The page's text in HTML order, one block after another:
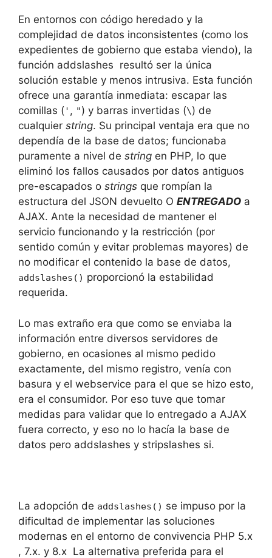
En entornos con código heredado y la
complejidad de datos inconsistentes (como los
expedientes de gobierno que estaba viendo), la
función addslashes resultó ser la única
solución estable y menos intrusiva. Esta función
ofrece una garantía inmediata: escapar las
comillas (' , ") y barras invertidas (\) de
cualquier string. Su principal ventaja era que no
dependía de la base de datos; funcionaba
puramente a nivel de string en PHP, lo que
eliminó los fallos causados por datos antiguos
pre-escapados o strings que rompían la
estructura del JSON devuelto O ENTREGADO a
AJAX. Ante la necesidad de mantener el
servicio funcionando y la restricción (por
sentido común y evitar problemas mayores) de
no modificar el contenido la base de datos,
addslashes() proporcionó la estabilidad
requerida.
Lo mas extraño era que como se enviaba la
información entre diversos servidores de
gobierno, en ocasiones al mismo pedido
exactamente, del mismo registro, venía con
basura y el webservice para el que se hizo esto,
era el consumidor. Por eso tuve que tomar
medidas para validar que lo entregado a AJAX
fuera correcto, y eso no lo hacía la base de
datos pero addslashes y stripslashes si.
La adopción de addslashes() se impuso por la
dificultad de implementar las soluciones
modernas en el entorno de convivencia PHP 5.x
, 7.x. y 8.x La alternativa preferida para el